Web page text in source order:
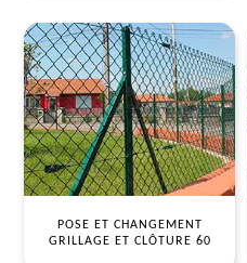
POSE ET CHANGEMENT
GRILLAGE ET CLÔTURE 60